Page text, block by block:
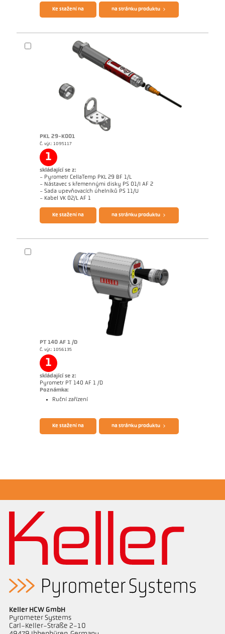
Žádostzpráva CellaInduction
Ke stažení na na stránku produktu
PKL 29-K001
Č. výr.: 1095117
1
skládající se z:
- Pyrometr CellaTemp PKL 29 BF 1/L
- Nástavec s křemennými disky PS 01/I AF 2
- Sada upevňovacích úhelníků PS 11/U
- Kabel VK 02/L AF 1
Brožura CellaTemp PK PKF PKL Questionnaire Radiation Pyrometers
Žádostzpráva CellaInduction
Ke stažení na na stránku produktu
PT 140 AF 1 /D
Č. výr.: 1056135
1
skládající se z:
Pyrometr PT 140 AF 1 /D
Poznámka:
Ruční zařízení
Žádostzpráva CellaInduction
Ke stažení na na stránku produktu
Keller HCW GmbH
Pyrometer Systems
Carl-Keller-Straße 2-10